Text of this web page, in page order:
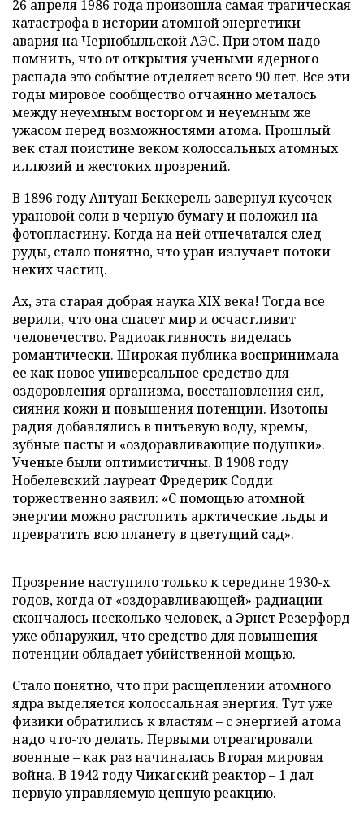
26 апреля 1986 года произошла самая трагическая
катастрофа в истории атомной энергетики –
авария на Чернобыльской АЭС. При этом надо
помнить, что от открытия учеными ядерного
распада это событие отделяет всего 90 лет. Все эти
годы мировое сообщество отчаянно металось
между неуемным восторгом и неуемным же
ужасом перед возможностями атома. Прошлый
век стал поистине веком колоссальных атомных
иллюзий и жестоких прозрений.
В 1896 году Антуан Беккерель завернул кусочек
урановой соли в черную бумагу и положил на
фотопластину. Когда на ней отпечатался след
руды, стало понятно, что уран излучает потоки
неких частиц.
Ах, эта старая добрая наука XIX века! Тогда все
верили, что она спасет мир и осчастливит
человечество. Радиоактивность виделась
романтически. Широкая публика воспринимала
ее как новое универсальное средство для
оздоровления организма, восстановления сил,
сияния кожи и повышения потенции. Изотопы
радия добавлялись в питьевую воду, кремы,
зубные пасты и «оздоравливающие подушки».
Ученые были оптимистичны. В 1908 году
Нобелевский лауреат Фредерик Содди
торжественно заявил: «С помощью атомной
энергии можно растопить арктические льды и
превратить всю планету в цветущий сад».
Прозрение наступило только к середине 1930-х
годов, когда от «оздоравливающей» радиации
скончалось несколько человек, а Эрнст Резерфорд
уже обнаружил, что средство для повышения
потенции обладает убийственной мощью.
Стало понятно, что при расщеплении атомного
ядра выделяется колоссальная энергия. Тут уже
физики обратились к властям – с энергией атома
надо что-то делать. Первыми отреагировали
военные – как раз начиналась Вторая мировая
война. В 1942 году Чикагский реактор – 1 дал
первую управляемую цепную реакцию.